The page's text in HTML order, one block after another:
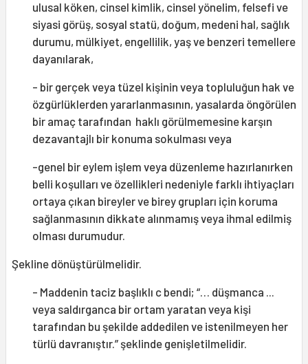
ulusal köken, cinsel kimlik, cinsel yönelim, felsefi ve
siyasi görüş, sosyal statü, doğum, medeni hal, sağlık
durumu, mülkiyet, engellilik, yaş ve benzeri temellere
dayanılarak,
- bir gerçek veya tüzel kişinin veya topluluğun hak ve
özgürlüklerden yararlanmasının, yasalarda öngörülen
bir amaç tarafından haklı görülmemesine karşın
dezavantajlı bir konuma sokulması veya
-genel bir eylem işlem veya düzenleme hazırlanırken
belli koşulları ve özellikleri nedeniyle farklı ihtiyaçları
ortaya çıkan bireyler ve birey grupları için koruma
sağlanmasının dikkate alınmamış veya ihmal edilmiş
olması durumudur.
Şekline dönüştürülmelidir.
- Maddenin taciz başlıklı c bendi; “… düşmanca ...
veya saldırganca bir ortam yaratan veya kişi
tarafından bu şekilde addedilen ve istenilmeyen her
türlü davranıştır.” şeklinde genişletilmelidir.